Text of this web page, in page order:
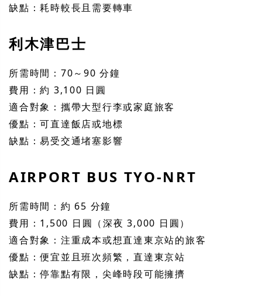
缺點：耗時較長且需要轉車
利木津巴士
所需時間：70～90 分鐘
費用：約 3,100 日圓
適合對象：攜帶大型行李或家庭旅客
優點：可直達飯店或地標
缺點：易受交通堵塞影響
AIRPORT BUS TYO-NRT
所需時間：約 65 分鐘
費用：1,500 日圓（深夜 3,000 日圓）
適合對象：注重成本或想直達東京站的旅客
優點：便宜並且班次頻繁，直達東京站
缺點：停靠點有限，尖峰時段可能擁擠